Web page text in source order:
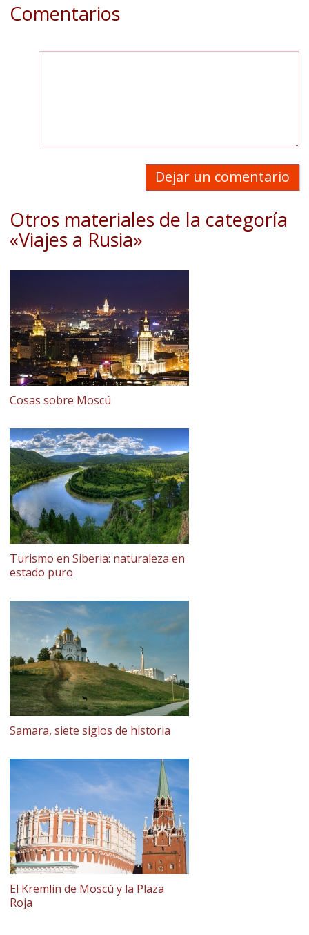
Comentarios
Dejar un comentario
Otros materiales de la categoría
«Viajes a Rusia»
Cosas sobre Moscú
Turismo en Siberia: naturaleza en
estado puro
Samara, siete siglos de historia
El Kremlin de Moscú y la Plaza
Roja